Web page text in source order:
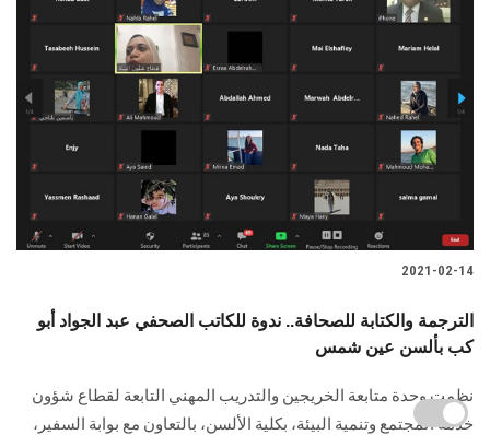
2021-02-14
الترجمة والكتابة للصحافة.. ندوة للكاتب الصحفي عبد الجواد أبو
كب بألسن عين شمس
نظمت وحدة متابعة الخريجين والتدريب المهني التابعة لقطاع شؤون
خدمة المجتمع وتنمية البيئة، بكلية الألسن، بالتعاون مع بوابة السفير،